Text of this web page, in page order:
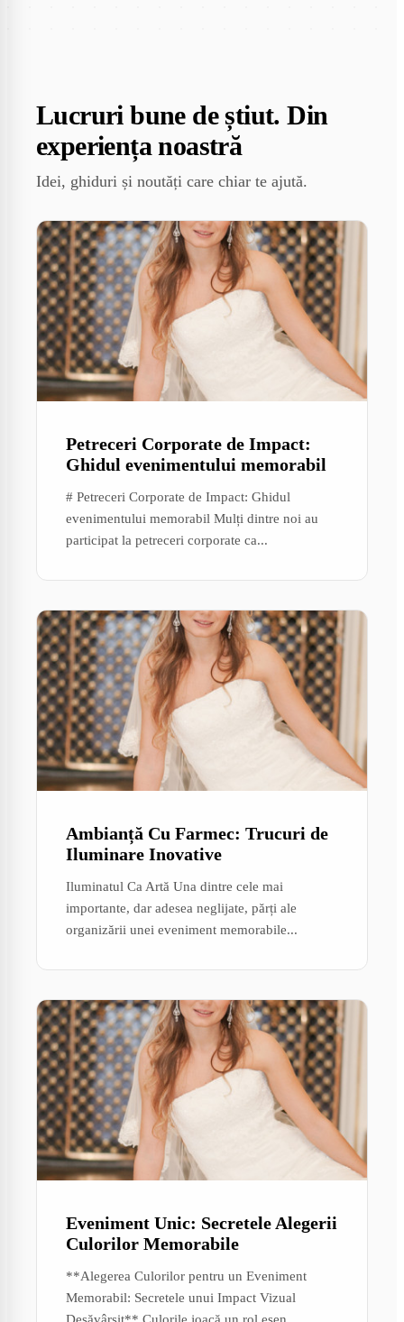
Lucruri bune de știut. Din
experiența noastră
Idei, ghiduri și noutăți care chiar te ajută.
Petreceri Corporate de Impact:
Ghidul evenimentului memorabil
# Petreceri Corporate de Impact: Ghidul
evenimentului memorabil Mulți dintre noi au
participat la petreceri corporate ca...
Ambianță Cu Farmec: Trucuri de
Iluminare Inovative
Iluminatul Ca Artă Una dintre cele mai
importante, dar adesea neglijate, părți ale
organizării unei eveniment memorabile...
Eveniment Unic: Secretele Alegerii
Culorilor Memorabile
**Alegerea Culorilor pentru un Eveniment
Memorabil: Secretele unui Impact Vizual